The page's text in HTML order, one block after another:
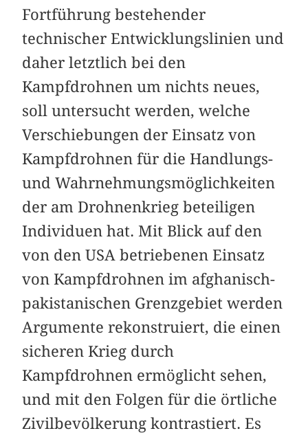
Fortführung bestehender
technischer Entwicklungslinien und
daher letztlich bei den
Kampfdrohnen um nichts neues,
soll untersucht werden, welche
Verschiebungen der Einsatz von
Kampfdrohnen für die Handlungs-
und Wahrnehmungsmöglichkeiten
der am Drohnenkrieg beteiligen
Individuen hat. Mit Blick auf den
von den USA betriebenen Einsatz
von Kampfdrohnen im afghanisch-
pakistanischen Grenzgebiet werden
Argumente rekonstruiert, die einen
sicheren Krieg durch
Kampfdrohnen ermöglicht sehen,
und mit den Folgen für die örtliche
Zivilbevölkerung kontrastiert. Es